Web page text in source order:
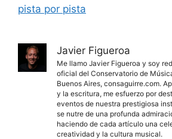
pista por pista
Javier Figueroa
Me llamo Javier Figueroa y soy
oficial del Conservatorio de
Buenos Aires, consaguirre.com.
y la escritura, me esfuerzo por
eventos de nuestra prestigiosa
se nutre de una profunda
haciendo de cada artículo una
creatividad y la cultura musical.